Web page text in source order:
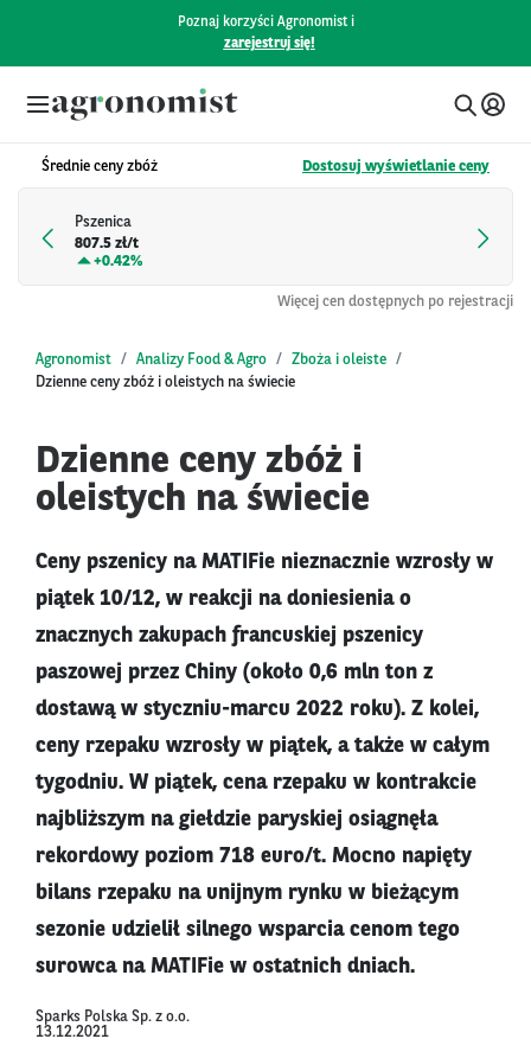
Poznaj korzyści Agronomist i
zarejestruj się!
Średnie ceny zbóż Dostosuj wyświetlanie ceny
Pszenica
807.5 zł/t
+0.42%
Więcej cen dostępnych po rejestracji
Agronomist Analizy Food & Agro
Zboża i oleiste
Dzienne ceny zbóż i oleistych na świecie
Dzienne ceny zbóż i
oleistych na świecie
Ceny pszenicy na MATIFie nieznacznie wzrosły w
piątek 10/12, w reakcji na doniesienia o
znacznych zakupach francuskiej pszenicy
paszowej przez Chiny (około 0,6 mln ton z
dostawą w styczniu-marcu 2022 roku). Z kolei,
ceny rzepaku wzrosły w piątek, a także w całym
tygodniu. W piątek, cena rzepaku w kontrakcie
najbliższym na giełdzie paryskiej osiągnęła
rekordowy poziom 718 euro/t. Mocno napięty
bilans rzepaku na unijnym rynku w bieżącym
sezonie udzielił silnego wsparcia cenom tego
surowca na MATIFie w ostatnich dniach.
Sparks Polska Sp. z o.o.
13.12.2021